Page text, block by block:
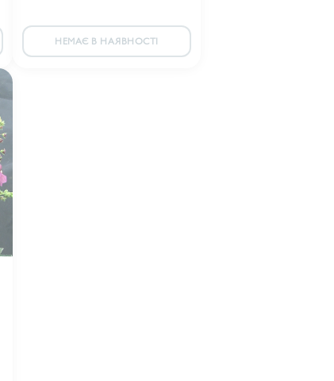
НЕМАЄ В НАЯВНОСТІ